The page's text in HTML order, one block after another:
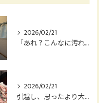
2026/02/21
「あれ？こんなに汚れてた？」
2026/02/21
引越し、思ったより大変じゃないですか？😅